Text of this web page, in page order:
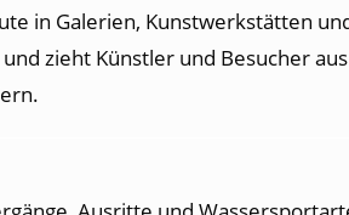
in Galerien, Kunstwerkstätten
zieht Künstler und Besucher